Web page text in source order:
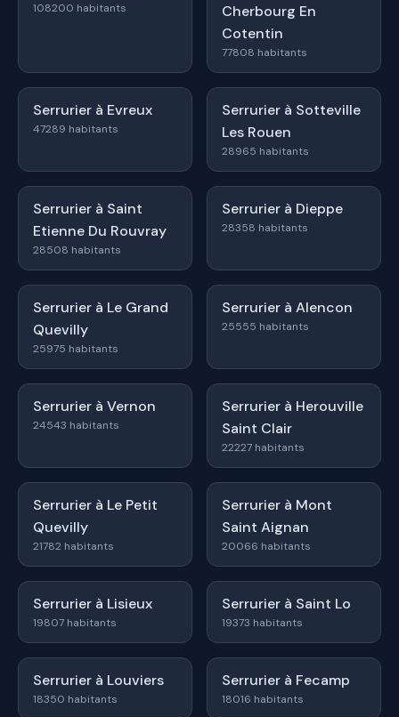
108200 habitants
Cherbourg En
Cotentin
77808 habitants
Serrurier à Evreux
47289 habitants
Serrurier à Sotteville
Les Rouen
28965 habitants
Serrurier à Saint
Etienne Du Rouvray
28508 habitants
Serrurier à Dieppe
28358 habitants
Serrurier à Le Grand
Quevilly
25975 habitants
Serrurier à Alencon
25555 habitants
Serrurier à Vernon
24543 habitants
Serrurier à Herouville
Saint Clair
22227 habitants
Serrurier à Le Petit
Quevilly
21782 habitants
Serrurier à Mont
Saint Aignan
20066 habitants
Serrurier à Lisieux
19807 habitants
Serrurier à Saint Lo
19373 habitants
Serrurier à Louviers
18350 habitants
Serrurier à Fecamp
18016 habitants